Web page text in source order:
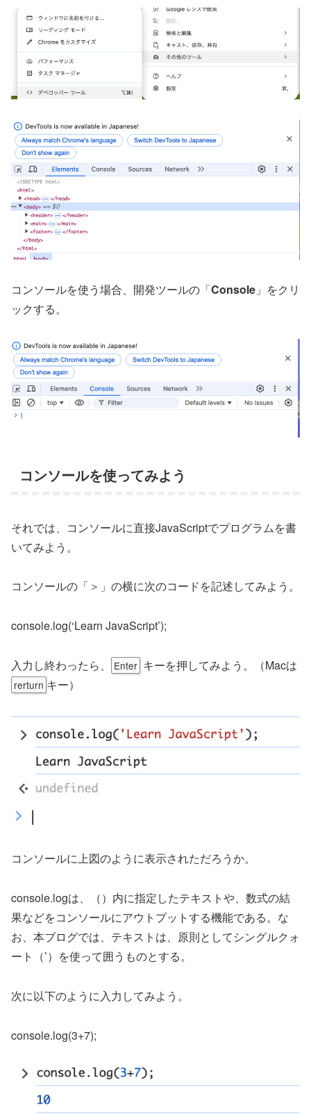
コンソールを使う場合、開発ツールの「Console 」をクリ
ックする。
コンソールを使ってみよう
それでは、コンソールに直接JavaScriptでプログラムを書
いてみよう。
コンソールの「＞」の横に次のコードを記述してみよう。
console.log(‘Learn JavaScript’);
入力し終わったら、 Enter キーを押してみよう。（Macは
rerturn キー）
コンソールに上図のように表示されただろうか。
console.logは、（）内に指定したテキストや、数式の結
果などをコンソールにアウトプットする機能である。な
お、本ブログでは、テキストは、原則としてシングルクォ
ート（’）を使って囲うものとする。
次に以下のように入力してみよう。
console.log(3+7);